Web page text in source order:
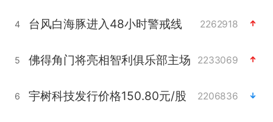
4 台风白海豚进入48小时警戒线 2262918
5 佛得角门将亮相智利俱乐部主场 2233069
6 宇树科技发行价格150.80元/股 2206836